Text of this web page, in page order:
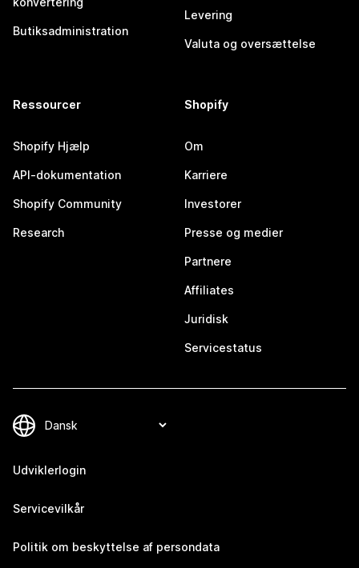
Butiksadministration
Levering
Valuta og oversættelse
Ressourcer
Shopify Hjælp
API-dokumentation
Shopify Community
Research
Shopify
Om
Karriere
Investorer
Presse og medier
Partnere
Affiliates
Juridisk
Servicestatus
Udviklerlogin
Servicevilkår
Politik om beskyttelse af persondata